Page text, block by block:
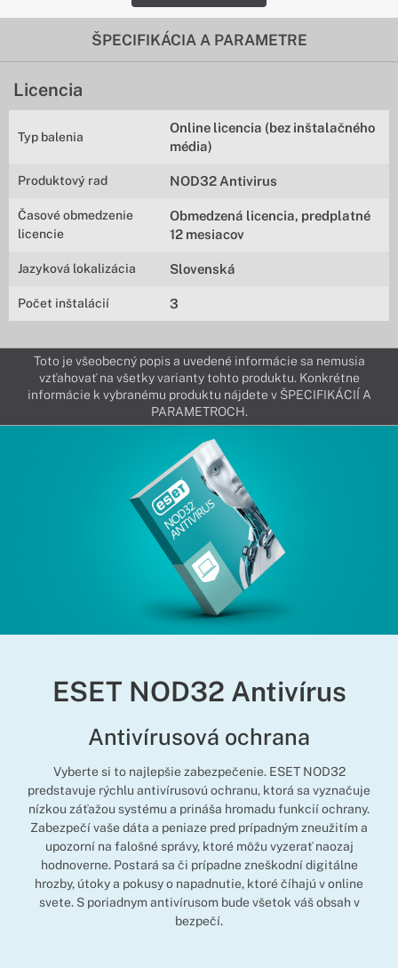
ŠPECIFIKÁCIA A PARAMETRE
Licencia
Typ balenia
Online licencia (bez inštalačného
média)
Produktový rad NOD32 Antivirus
Časové obmedzenie
licencie
Obmedzená licencia, predplatné
12 mesiacov
Jazyková lokalizácia Slovenská
Počet inštalácií 3
Toto je všeobecný popis a uvedené informácie sa nemusia
vzťahovať na všetky varianty tohto produktu. Konkrétne
informácie k vybranému produktu nájdete v ŠPECIFIKÁCIÍ A
PARAMETROCH.
ESET NOD32 Antivírus
Antivírusová ochrana
Vyberte si to najlepšie zabezpečenie. ESET NOD32
predstavuje rýchlu antivírusovú ochranu, ktorá sa vyznačuje
nízkou záťažou systému a prináša hromadu funkcií ochrany.
Zabezpečí vaše dáta a peniaze pred prípadným zneužitím a
upozorní na falošné správy, ktoré môžu vyzerať naozaj
hodnoverne. Postará sa či prípadne zneškodní digitálne
hrozby, útoky a pokusy o napadnutie, ktoré číhajú v online
svete. S poriadnym antivírusom bude všetok váš obsah v
bezpečí.